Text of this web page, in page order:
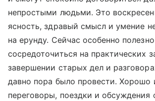
непростыми людьми. Это
ясность, здравый смысл и умение
на ерунду. Сейчас особенно полезно
сосредоточиться на практических
завершении старых дел и
давно пора было провести. Хорошо
переговоры, поездки и обсуждения